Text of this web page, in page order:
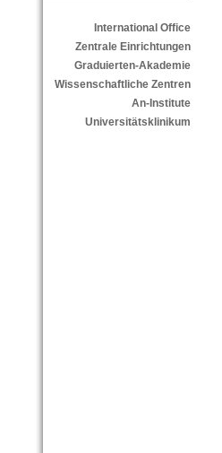
International Office
Zentrale Einrichtungen
Graduierten-Akademie
Wissenschaftliche Zentren
An-Institute
Universitätsklinikum